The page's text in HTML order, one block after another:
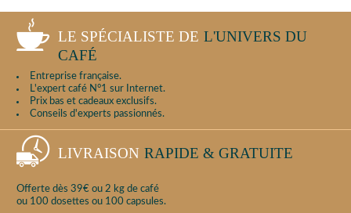
LE SPÉCIALISTE DE L'UNIVERS DU
CAFÉ
Entreprise française.
L'expert café N°1 sur Internet.
Prix bas et cadeaux exclusifs.
Conseils d'experts passionnés.
LIVRAISON RAPIDE & GRATUITE
Offerte dès 39€ ou 2 kg de café
ou 100 dosettes ou 100 capsules.